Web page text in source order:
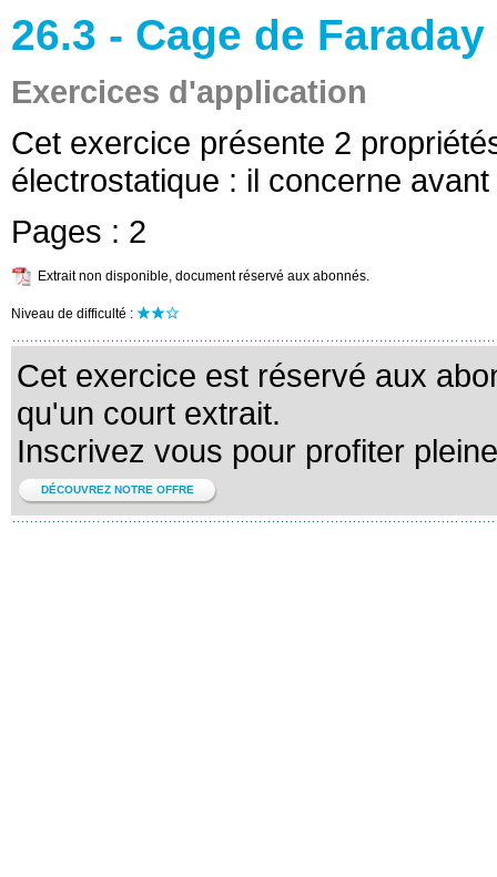
26.3 - Cage de
Exercices d'application
Cet exercice présente 2
électrostatique : il concerne
Pages : 2
Extrait non disponible, document réservé aux abonnés.
Niveau de difficulté :
Cet exercice est réservé aux
qu'un court extrait.
Inscrivez vous pour profiter
DÉCOUVREZ NOTRE OFFRE